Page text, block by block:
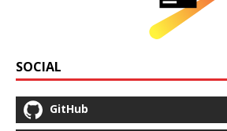
SOCIAL
GitHub